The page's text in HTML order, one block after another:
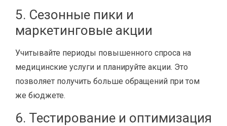
5. Сезонные пики и
маркетинговые акции
Учитывайте периоды повышенного спроса на
медицинские услуги и планируйте акции. Это
позволяет получить больше обращений при том
же бюджете.
6. Тестирование и оптимизация